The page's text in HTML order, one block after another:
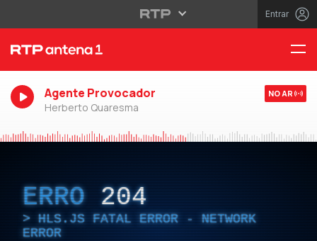
Entrar
Agente Provocador
Herberto Quaresma
NO AR
ERRO 204
HLS.JS FATAL ERROR - NETWORK
ERROR